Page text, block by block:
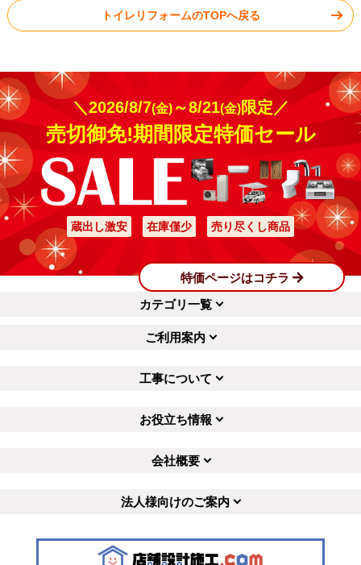
トイレリフォームのTOPへ戻る
＼2026/8/7(金)～8/21(金)限定／
売切御免!期間限定特価セール
蔵出し激安 在庫僅少 売り尽くし商品
特価ページはコチラ
カテゴリ一覧
ご利用案内
工事について
お役立ち情報
会社概要
法人様向けのご案内